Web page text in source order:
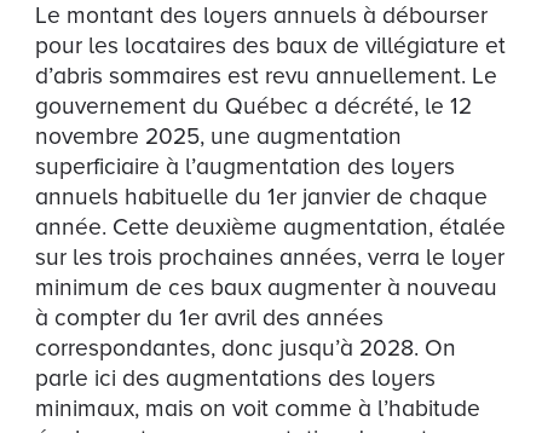
Le montant des loyers annuels à débourser
pour les locataires des baux de villégiature et
d’abris sommaires est revu annuellement. Le
gouvernement du Québec a décrété, le 12
novembre 2025, une augmentation
superficiaire à l’augmentation des loyers
annuels habituelle du 1er janvier de chaque
année. Cette deuxième augmentation, étalée
sur les trois prochaines années, verra le loyer
minimum de ces baux augmenter à nouveau
à compter du 1er avril des années
correspondantes, donc jusqu’à 2028. On
parle ici des augmentations des loyers
minimaux, mais on voit comme à l’habitude